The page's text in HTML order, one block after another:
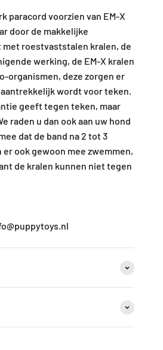
paracord voorzien van EM-X
door de makkelijke
roestvaststalen kralen, de
werking, de EM-X kralen
organismen, deze zorgen er
wordt voor teken.
geeft tegen teken, maar
raden u dan ook aan uw hond
dat de band na 2 tot 3
ook gewoon mee zwemmen,
de kralen kunnen niet tegen